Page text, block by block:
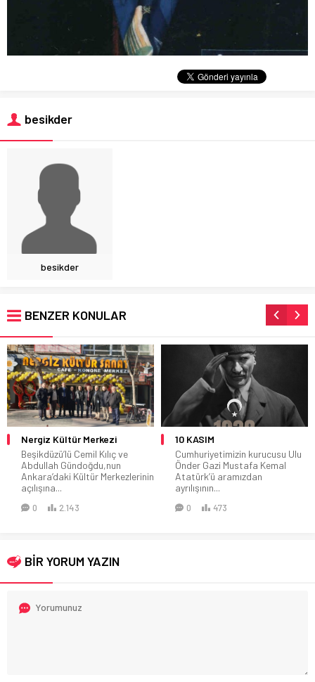
besikder
besikder
BENZER KONULAR
Nergiz Kültür Merkezi
Beşikdüzü’lü Cemil Kılıç ve
Abdullah Gündoğdu,nun
Ankara’daki Kültür Merkezlerinin
açılışına...
0 2.143
10 KASIM
Cumhuriyetimizin kurucusu Ulu
Önder Gazi Mustafa Kemal
Atatürk’ü aramızdan
ayrılışının...
0 473
BİR YORUM YAZIN